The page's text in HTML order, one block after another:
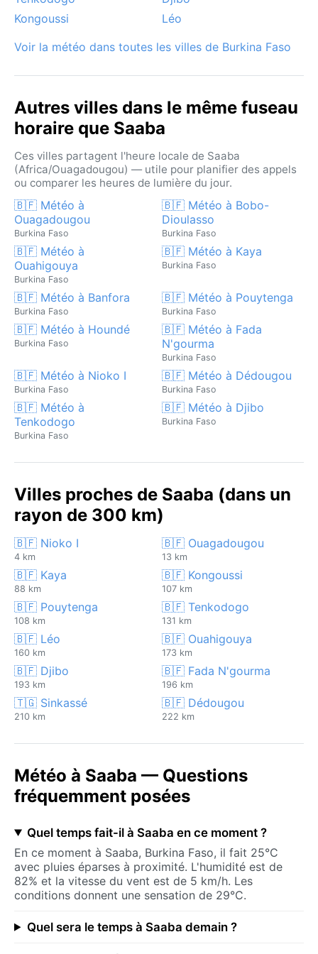
dans cette région sabélienne, mais une chaleur
intense qui dicte le rythme de la vie. Pour les
amateurs de climats extrêmes, Saaba offre une
savane africaine.
Kongoussi
Léo
Voir la météo dans toutes les villes de Burkina Faso
Autres villes dans le même fuseau
horaire que Saaba
Ces villes partagent l'heure locale de Saaba
(Africa/Ouagadougou) — utile pour planifier des appels
ou comparer les heures de lumière du jour.
🇧🇫 Météo à
Ouagadougou
Burkina Faso
🇧🇫 Météo à Bobo-
Dioulasso
Burkina Faso
🇧🇫 Météo à
Ouahigouya
Burkina Faso
🇧🇫 Météo à Kaya
Burkina Faso
🇧🇫 Météo à Banfora
Burkina Faso
🇧🇫 Météo à Pouytenga
Burkina Faso
🇧🇫 Météo à Houndé
Burkina Faso
🇧🇫 Météo à Fada
N'gourma
Burkina Faso
🇧🇫 Météo à Nioko I
Burkina Faso
🇧🇫 Météo à Dédougou
Burkina Faso
🇧🇫 Météo à
Tenkodogo
Burkina Faso
🇧🇫 Météo à Djibo
Burkina Faso
Villes proches de Saaba (dans un
rayon de 300 km)
🇧🇫 Nioko I
4 km
🇧🇫 Ouagadougou
13 km
🇧🇫 Kaya
88 km
🇧🇫 Kongoussi
107 km
🇧🇫 Pouytenga
108 km
🇧🇫 Tenkodogo
131 km
🇧🇫 Léo
160 km
🇧🇫 Ouahigouya
173 km
🇧🇫 Djibo
193 km
🇧🇫 Fada N'gourma
196 km
🇹🇬 Sinkassé
210 km
🇧🇫 Dédougou
222 km
Météo à Saaba — Questions
fréquemment posées
Quel temps fait-il à Saaba en ce moment ?
En ce moment à Saaba, Burkina Faso, il fait 25°C
avec pluies éparses à proximité. L'humidité est de
82% et la vitesse du vent est de 5 km/h. Les
conditions donnent une sensation de 29°C.
Quel sera le temps à Saaba demain ?